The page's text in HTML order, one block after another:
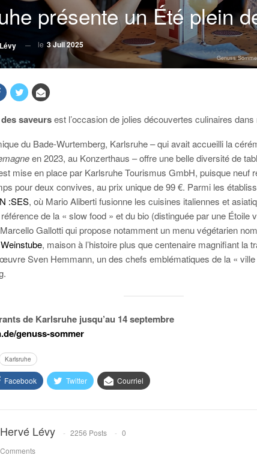
présente un Été plein
le 3 Juil 2025
Genuss
des saveursest l’occasion de jolies découvertes culinaires
du Bade-Wurtemberg, Karlsruhe – qui avait accueilli la
en 2023, au Konzerthaus – offre une belle diversité de
mise en place par Karlsruhe Tourismus GmbH, puisque neuf
pour deux convives, au prix unique de 99 €. Parmi les
:SES, où Mario Aliberti fusionne les cuisines italiennes et
de la « slow food » et du bio (distinguée par une Étoile
Gallotti qui propose notamment un menu végétarien
, maison à l’histoire plus que centenaire magnifiant la
Sven Hemmann, un des chefs emblématiques de la «
de Karlsruhe jusqu’au 14 septembre
genuss-sommer
Karlsruhe
Facebook Twitter Courriel
Hervé Lévy 2256 Posts
0
Comments